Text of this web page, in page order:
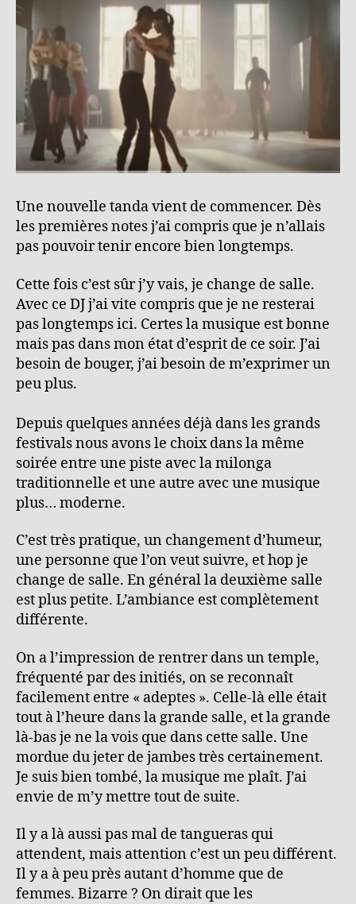
Une nouvelle tanda vient de commencer. Dès
les premières notes j’ai compris que je n’allais
pas pouvoir tenir encore bien longtemps.
Cette fois c’est sûr j’y vais, je change de salle.
Avec ce DJ j’ai vite compris que je ne resterai
pas longtemps ici. Certes la musique est bonne
mais pas dans mon état d’esprit de ce soir. J’ai
besoin de bouger, j’ai besoin de m’exprimer un
peu plus.
Depuis quelques années déjà dans les grands
festivals nous avons le choix dans la même
soirée entre une piste avec la milonga
traditionnelle et une autre avec une musique
plus… moderne.
C’est très pratique, un changement d’humeur,
une personne que l’on veut suivre, et hop je
change de salle. En général la deuxième salle
est plus petite. L’ambiance est complètement
différente.
On a l’impression de rentrer dans un temple,
fréquenté par des initiés, on se reconnaît
facilement entre « adeptes ». Celle-là elle était
tout à l’heure dans la grande salle, et la grande
là-bas je ne la vois que dans cette salle. Une
mordue du jeter de jambes très certainement.
Je suis bien tombé, la musique me plaît. J’ai
envie de m’y mettre tout de suite.
Il y a là aussi pas mal de tangueras qui
attendent, mais attention c’est un peu différent.
Il y a à peu près autant d’homme que de
femmes. Bizarre ? On dirait que les